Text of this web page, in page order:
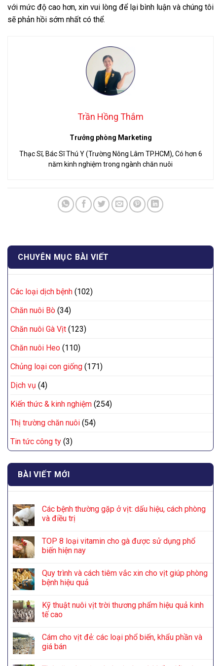
với mức độ cao hơn, xin vui lòng để lại bình luận và chúng tôi
sẽ phản hồi sớm nhất có thể.
Trần Hồng Thắm
Trưởng phòng Marketing
Thạc Sĩ, Bác Sĩ Thú Y (Trường Nông Lâm TP.HCM), Có hơn 6
năm kinh nghiệm trong ngành chăn nuôi
CHUYÊN MỤC BÀI VIẾT
Các loại dịch bệnh (102)
Chăn nuôi Bò (34)
Chăn nuôi Gà Vịt (123)
Chăn nuôi Heo (110)
Chủng loại con giống (171)
Dịch vụ (4)
Kiến thức & kinh nghiệm (254)
Thị trường chăn nuôi (54)
Tin tức công ty (3)
BÀI VIẾT MỚI
Các bệnh thường gặp ở vịt: dấu hiệu, cách phòng
và điều trị
TOP 8 loại vitamin cho gà được sử dụng phổ
biến hiện nay
Quy trình và cách tiêm vắc xin cho vịt giúp phòng
bệnh hiệu quả
Kỹ thuật nuôi vịt trời thương phẩm hiệu quả kinh
tế cao
Cám cho vịt đẻ: các loại phổ biến, khẩu phần và
giá bán